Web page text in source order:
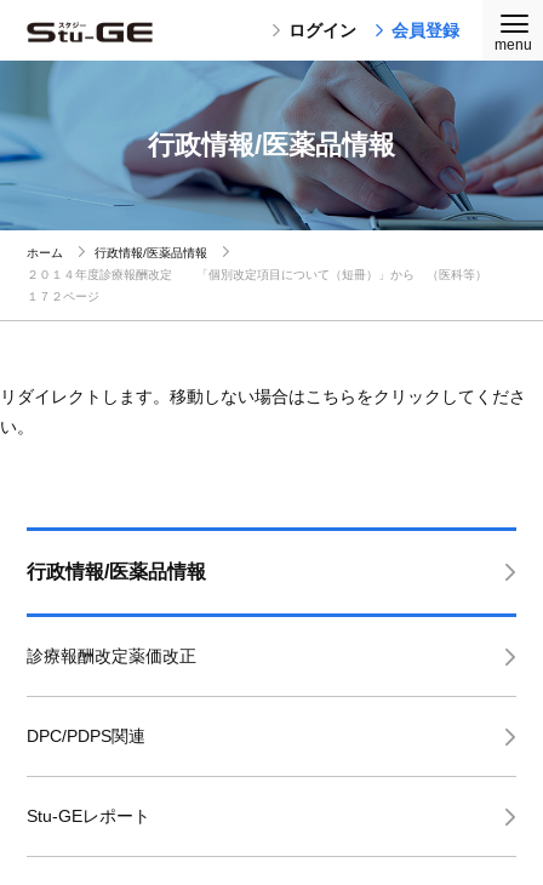
ログイン 会員登録
行政情報/医薬品情報
ホーム
行政情報/医薬品情報
２０１４年度診療報酬改定 「個別改定項目について（短冊）」から （医科等）
１７２ページ
リダイレクトします。移動しない場合はこちらをクリックしてくださ
い。
行政情報/医薬品情報
診療報酬改定薬価改正
DPC/PDPS関連
Stu-GEレポート